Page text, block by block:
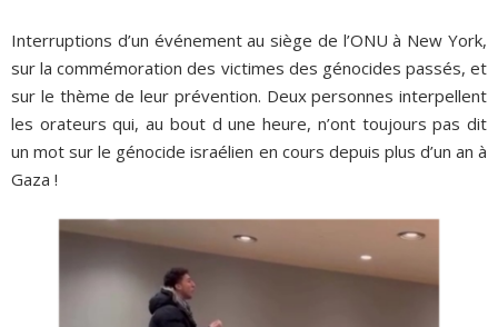
ADHÉSIONS, DONS, CONTACT
Interruptions d’un événement au siège de l’ONU à New York,
sur la commémoration des victimes des génocides passés, et
sur le thème de leur prévention. Deux personnes interpellent
les orateurs qui, au bout d une heure, n’ont toujours pas dit
un mot sur le génocide israélien en cours depuis plus d’un an à
Gaza !